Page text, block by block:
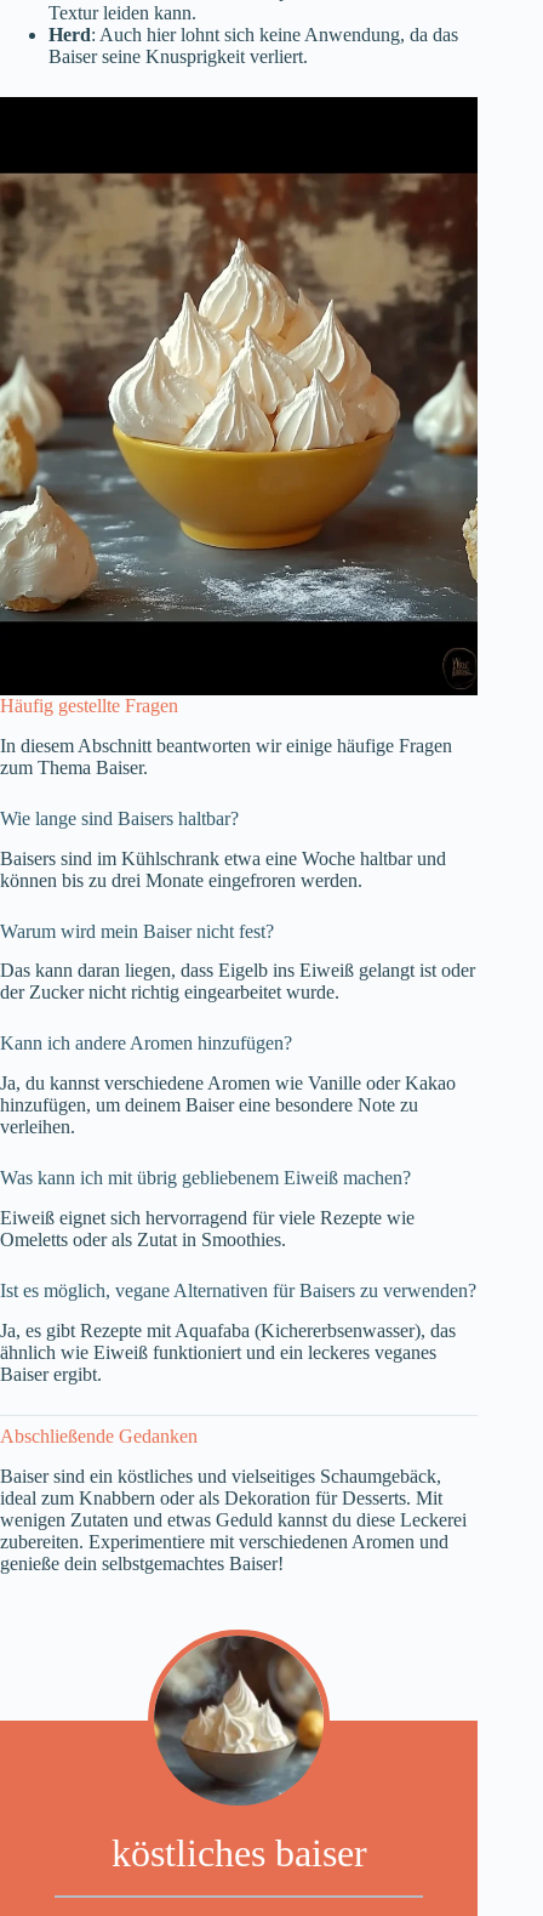
Textur leiden kann.
Herd: Auch hier lohnt sich keine Anwendung, da das
Baiser seine Knusprigkeit verliert.
Häufig gestellte Fragen
In diesem Abschnitt beantworten wir einige häufige Fragen
zum Thema Baiser.
Wie lange sind Baisers haltbar?
Baisers sind im Kühlschrank etwa eine Woche haltbar und
können bis zu drei Monate eingefroren werden.
Warum wird mein Baiser nicht fest?
Das kann daran liegen, dass Eigelb ins Eiweiß gelangt ist oder
der Zucker nicht richtig eingearbeitet wurde.
Kann ich andere Aromen hinzufügen?
Ja, du kannst verschiedene Aromen wie Vanille oder Kakao
hinzufügen, um deinem Baiser eine besondere Note zu
verleihen.
Was kann ich mit übrig gebliebenem Eiweiß machen?
Eiweiß eignet sich hervorragend für viele Rezepte wie
Omeletts oder als Zutat in Smoothies.
Ist es möglich, vegane Alternativen für Baisers zu verwenden?
Ja, es gibt Rezepte mit Aquafaba (Kichererbsenwasser), das
ähnlich wie Eiweiß funktioniert und ein leckeres veganes
Baiser ergibt.
Abschließende Gedanken
Baiser sind ein köstliches und vielseitiges Schaumgebäck,
ideal zum Knabbern oder als Dekoration für Desserts. Mit
wenigen Zutaten und etwas Geduld kannst du diese Leckerei
zubereiten. Experimentiere mit verschiedenen Aromen und
genieße dein selbstgemachtes Baiser!
köstliches baiser